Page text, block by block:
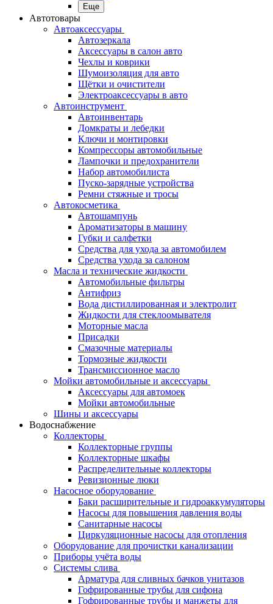
Еще
Автотовары
Автоаксессуары
Автозеркала
Аксессуары в салон авто
Чехлы и коврики
Шумоизоляция для авто
Щётки и очистители
Электроаксессуары в авто
Автоинструмент
Автоинвентарь
Домкраты и лебедки
Ключи и монтировки
Компрессоры автомобильные
Лампочки и предохранители
Набор автомобилиста
Пуско-зарядные устройства
Ремни стяжные и тросы
Автокосметика
Автошампунь
Ароматизаторы в машину
Губки и салфетки
Средства для ухода за автомобилем
Средства ухода за салоном
Масла и технические жидкости
Автомобильные фильтры
Антифриз
Вода дистиллированная и электролит
Жидкости для стеклоомывателя
Моторные масла
Присадки
Смазочные материалы
Тормозные жидкости
Трансмиссионное масло
Мойки автомобильные и аксессуары
Аксессуары для автомоек
Мойки автомобильные
Шины и аксессуары
Водоснабжение
Коллекторы
Коллекторные группы
Коллекторные шкафы
Распределительные коллекторы
Ревизионные люки
Насосное оборудование
Баки расширительные и гидроаккумуляторы
Насосы для повышения давления воды
Санитарные насосы
Циркуляционные насосы для отопления
Оборудование для прочистки канализации
Приборы учёта воды
Системы слива
Арматура для сливных бачков унитазов
Гофрированные трубы для сифона
Гофрированные трубы и манжеты для